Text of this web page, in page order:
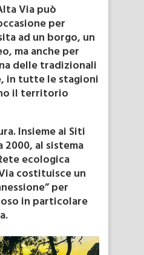
Via può
per
ad un borgo, un
ma anche per
delle tradizionali
in tutte le stagioni
il territorio
Insieme ai Siti
2000, al sistema
ecologica
costituisce un
per
in particolare